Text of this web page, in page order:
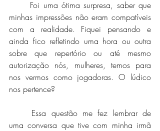
minhas impressões não eram compatíveis
com a realidade. Fiquei pensando e
ainda fico refletindo uma hora ou outra
sobre que repertório ou até mesmo
autorização nós, mulheres, temos para
nos vermos como jogadoras. O lúdico
nos pertence?
uma conversa que tive com minha irmã